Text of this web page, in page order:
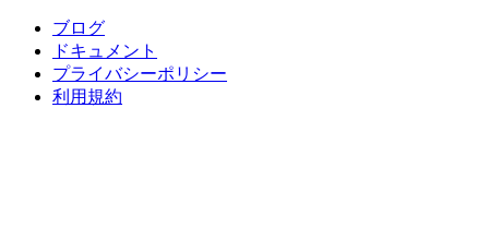
ブログ
ドキュメント
プライバシーポリシー
利用規約